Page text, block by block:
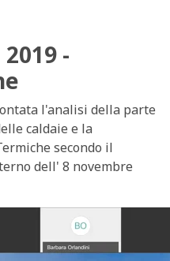
-
l'analisi della parte
caldaie e la
secondo il
dell' 8 novembre